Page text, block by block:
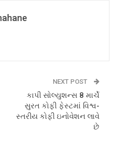
NEXT POST
કાપી સોલ્યુશન્સ 8 માર્ચે
સુરત કોફી ફેસ્ટમાં વિશ્વ-
સ્તરીય કોફી ઇનોવેશન લાવે
છે